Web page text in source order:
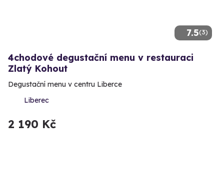
7.5(3)
4chodové degustační menu v restauraci
Zlatý Kohout
Degustační menu v centru Liberce
Liberec
2 190 Kč